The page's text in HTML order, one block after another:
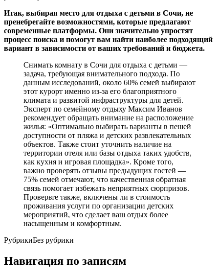
Итак, выбирая место для отдыха с детьми в Сочи, не
пренебрегайте возможностями, которые предлагают
современные платформы. Они значительно упростят
процесс поиска и помогут вам найти наиболее подходящий
вариант в зависимости от ваших требований и бюджета.
Снимать комнату в Сочи для отдыха с детьми —
задача, требующая внимательного подхода. По
данным исследований, около 60% семей выбирают
этот курорт именно из-за его благоприятного
климата и развитой инфраструктуры для детей.
Эксперт по семейному отдыху Максим Иванов
рекомендует обращать внимание на расположение
жилья: «Оптимально выбирать варианты в пешей
доступности от пляжа и детских развлекательных
объектов. Также стоит уточнить наличие на
территории отеля или базы отдыха таких удобств,
как кухня и игровая площадка». Кроме того,
важно проверять отзывы предыдущих гостей —
75% семей отмечают, что качественная обратная
связь помогает избежать неприятных сюрпризов.
Проверьте также, включены ли в стоимость
проживания услуги по организации детских
мероприятий, что сделает ваш отдых более
насыщенным и комфортным.
РубрикиБез рубрики
Навигация по записям